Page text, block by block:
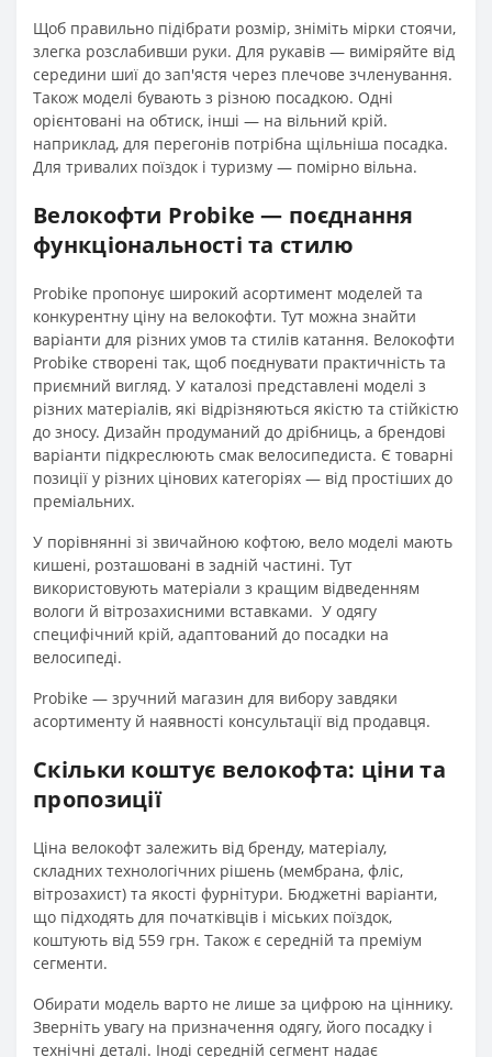
Щоб правильно підібрати розмір, зніміть мірки стоячи,
злегка розслабивши руки. Для рукавів — виміряйте від
середини шиї до зап'ястя через плечове зчленування.
Також моделі бувають з різною посадкою. Одні
орієнтовані на обтиск, інші — на вільний крій.
наприклад, для перегонів потрібна щільніша посадка.
Для тривалих поїздок і туризму — помірно вільна.
Велокофти Probike — поєднання
функціональності та стилю
Probike пропонує широкий асортимент моделей та
конкурентну ціну на велокофти. Тут можна знайти
варіанти для різних умов та стилів катання. Велокофти
Probike створені так, щоб поєднувати практичність та
приємний вигляд. У каталозі представлені моделі з
різних матеріалів, які відрізняються якістю та стійкістю
до зносу. Дизайн продуманий до дрібниць, а брендові
варіанти підкреслюють смак велосипедиста. Є товарні
позиції у різних цінових категоріях — від простіших до
преміальних.
У порівнянні зі звичайною кофтою, вело моделі мають
кишені, розташовані в задній частині. Тут
використовують матеріали з кращим відведенням
вологи й вітрозахисними вставками. У одягу
специфічний крій, адаптований до посадки на
велосипеді.
Probike — зручний магазин для вибору завдяки
асортименту й наявності консультації від продавця.
Скільки коштує велокофта: ціни та
пропозиції
Ціна велокофт залежить від бренду, матеріалу,
складних технологічних рішень (мембрана, фліс,
вітрозахист) та якості фурнітури. Бюджетні варіанти,
що підходять для початківців і міських поїздок,
коштують від 559 грн. Також є середній та преміум
сегменти.
Обирати модель варто не лише за цифрою на ціннику.
Зверніть увагу на призначення одягу, його посадку і
технічні деталі. Іноді середній сегмент надає